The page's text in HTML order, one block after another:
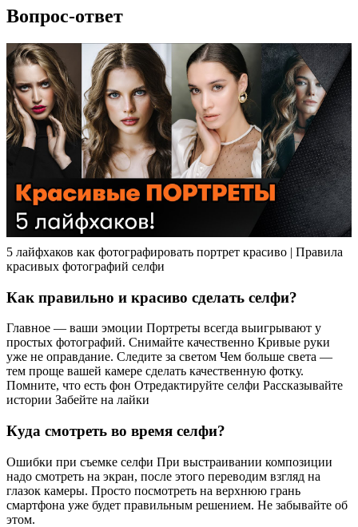
Вопрос-ответ
5 лайфхаков как фотографировать портрет красиво | Правила
красивых фотографий селфи
Как правильно и красиво сделать селфи?
Главное — ваши эмоции Портреты всегда выигрывают у
простых фотографий. Снимайте качественно Кривые руки
уже не оправдание. Следите за светом Чем больше света —
тем проще вашей камере сделать качественную фотку.
Помните, что есть фон Отредактируйте селфи Рассказывайте
истории Забейте на лайки
Куда смотреть во время селфи?
Ошибки при съемке селфи При выстраивании композиции
надо смотреть на экран, после этого переводим взгляд на
глазок камеры. Просто посмотреть на верхнюю грань
смартфона уже будет правильным решением. Не забывайте об
этом.